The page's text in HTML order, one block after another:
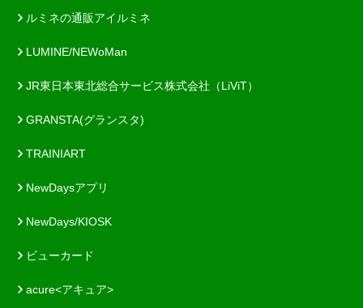
ルミネの通販アイルミネ
LUMINE/NEWoMan
JR東日本東北総合サービス株式会社（LiViT）
GRANSTA(グランスタ)
TRAINIART
NewDaysアプリ
NewDays/KIOSK
ビューカード
acure<アキュア>